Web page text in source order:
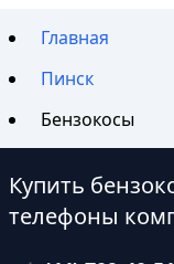
Главная
Пинск
Бензокосы
Купить
телефоны